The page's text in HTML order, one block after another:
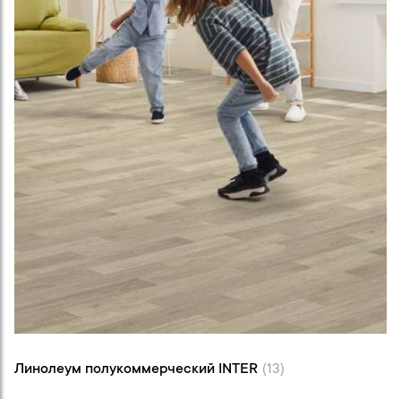
Линолеум полукоммерческий INTER (13)